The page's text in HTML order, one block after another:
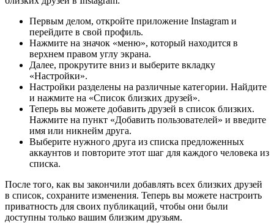
Первым делом, откройте приложение Instagram и
перейдите в свой профиль.
Нажмите на значок «меню», который находится в
верхнем правом углу экрана.
Далее, прокрутите вниз и выберите вкладку
«Настройки».
Настройки разделены на различные категории. Найдите
и нажмите на «Список близких друзей».
Теперь вы можете добавить друзей в список близких.
Нажмите на пункт «Добавить пользователей» и введите
имя или никнейм друга.
Выберите нужного друга из списка предложенных
аккаунтов и повторите этот шаг для каждого человека из
списка.
После того, как вы закончили добавлять всех близких друзей
в список, сохраните изменения. Теперь вы можете настроить
приватность для своих публикаций, чтобы они были
доступны только вашим близким друзьям.